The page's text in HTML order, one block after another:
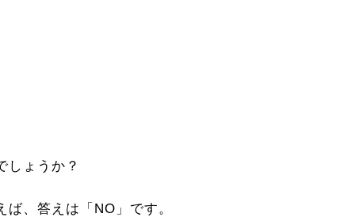
しょうか？
、答えは「NO」です。